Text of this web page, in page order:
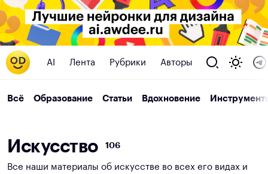
AI Лента Рубрики Авторы
Всё Образование Статьи Вдохновение
И скусство 106
Все наши материалы об искусстве во всех его видах и